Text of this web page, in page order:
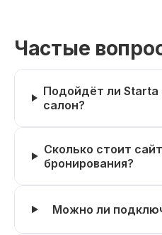
Частые
Подойдёт ли
салон?
Сколько стоит
бронирования?
Можно ли